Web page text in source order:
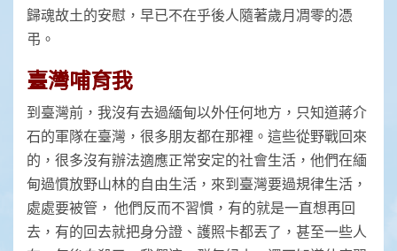
歸魂故土的安慰，早已不在乎後人隨著歲月凋零的憑
弔。
臺灣哺育我
到臺灣前，我沒有去過緬甸以外任何地方，只知道蔣介
石的軍隊在臺灣，很多朋友都在那裡。這些從野戰回來
的，很多沒有辦法適應正常安定的社會生活，他們在緬
甸過慣放野山林的自由生活，來到臺灣要過規律生活，
處處要被管， 他們反而不習慣，有的就是一直想再回
去，有的回去就把身分證、護照卡都丟了，甚至一些人